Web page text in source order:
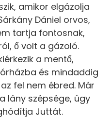
amikor elgázolja
Dániel orvos,
tartja fontosnak,
ő volt a gázoló.
a mentő,
és mindaddig
fel nem ébred. Már
lány szépsége, úgy
Juttát.